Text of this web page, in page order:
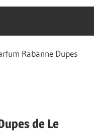
Rabanne Dupes
de Le